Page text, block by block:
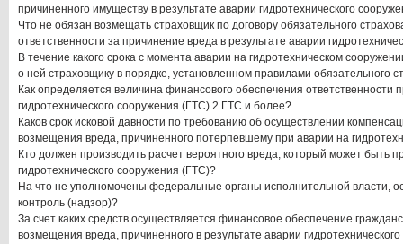
причиненного имуществу в результате аварии гидротехнического
Что не обязан возмещать страховщик по договору обязательного
ответственности за причинение вреда в результате аварии
В течение какого срока с момента аварии на гидротехническом
о ней страховщику в порядке, установленном правилами обязательного
Как определяется величина финансового обеспечения ответственности
гидротехнического сооружения (ГТС) 2 ГТС и более?
Каков срок исковой давности по требованию об осуществлении
возмещения вреда, причиненного потерпевшему при аварии на
Кто должен производить расчет вероятного вреда, который может быть
гидротехнического сооружения (ГТС)?
На что не уполномочены федеральные органы исполнительной власти,
контроль (надзор)?
За счет каких средств осуществляется финансовое обеспечение
возмещения вреда, причиненного в результате аварии